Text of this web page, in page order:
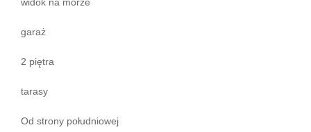
garaż
2 piętra
tarasy
Od strony południowej